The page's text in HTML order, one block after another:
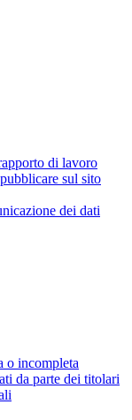
di lavoro
sul sito
dei dati
o incompleta
da parte dei titolari